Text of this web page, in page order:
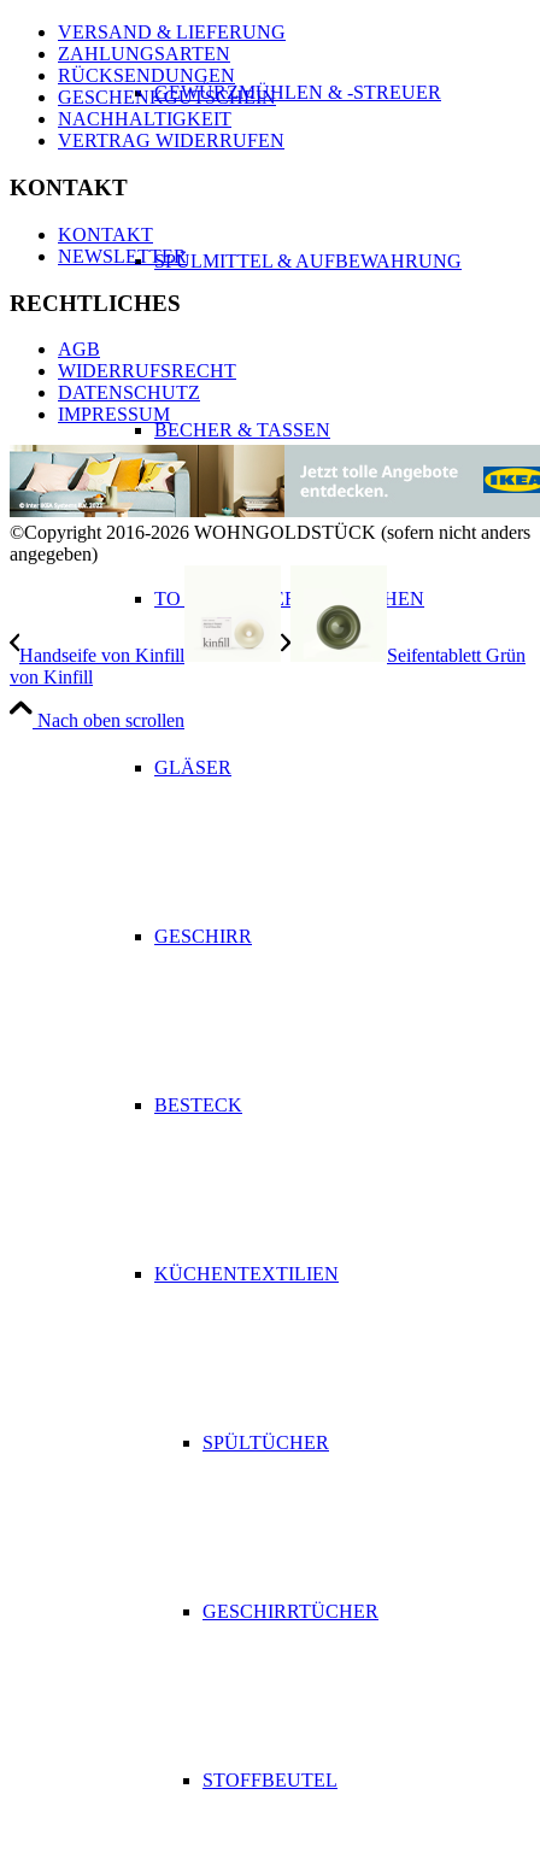
GEWÜRZMÜHLEN & -STREUER
SPÜLMITTEL & AUFBEWAHRUNG
BECHER & TASSEN
TO GO BECHER & FLASCHEN
GLÄSER
GESCHIRR
BESTECK
KÜCHENTEXTILIEN
SPÜLTÜCHER
GESCHIRRTÜCHER
STOFFBEUTEL
VERSAND & LIEFERUNG
ZAHLUNGSARTEN
RÜCKSENDUNGEN
GESCHENKGUTSCHEIN
NACHHALTIGKEIT
VERTRAG WIDERRUFEN
KONTAKT
KONTAKT
NEWSLETTER
RECHTLICHES
AGB
WIDERRUFSRECHT
DATENSCHUTZ
IMPRESSUM
©Copyright 2016-2026 WOHNGOLDSTÜCK (sofern nicht anders
angegeben)
Handseife von Kinfill
Seifentablett Grün
von Kinfill
Nach oben scrollen